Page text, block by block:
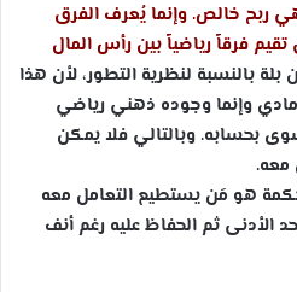
ربح خالص. وإنما يُعرف الفرق
تقيم فرقاً رياضياً بين رأس المال
بالنسبة لنظرية التطور، لأن هذا
وإنما وجوده ذهني رياضي
بحسابه. وبالتالي فلا يمكن
معه.
هو مَن يستطيع التعامل معه
الأدنى ثم الحفاظ عليه رغم أنف